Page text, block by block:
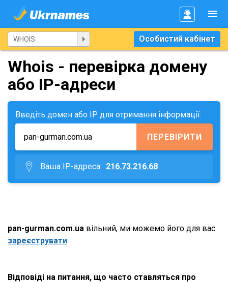
Особистий кабінет
Whois - перевірка домену
або IP-адреси
Введіть домен або IP для отримання інформації:
ПЕРЕВІРИТИ
Ваша IP-адреса: 216.73.216.68
pan-gurman.com.ua вільний, ми можемо його для вас
зареєструвати
Відповіді на питання, що часто ставляться про